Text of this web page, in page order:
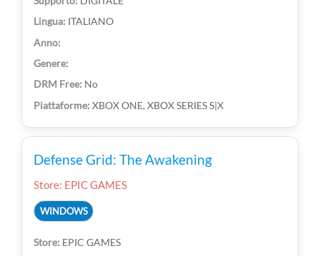
ITALIANO
No
XBOX ONE, XBOX SERIES S|X
Defense Grid: The Awakening
Store: EPIC GAMES
WINDOWS
EPIC GAMES